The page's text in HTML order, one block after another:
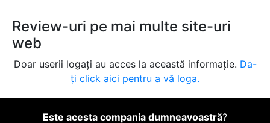
Review-uri pe mai multe site-uri
web
Doar userii logați au acces la această informație. Da-
ți click aici pentru a vă loga.
Este acesta compania dumneavoastră?